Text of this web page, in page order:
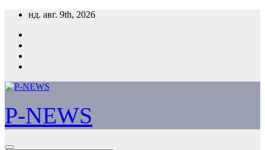
Skip
content
нд. авг. 9th, 2026
P-NEWS